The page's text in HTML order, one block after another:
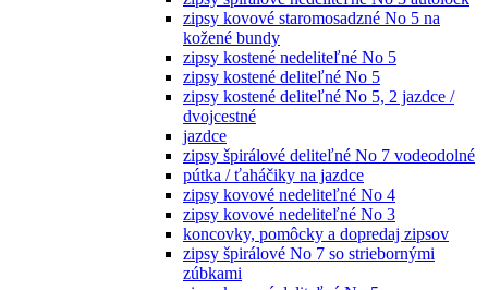
zipsy kovové staromosadzné No 5 na
kožené bundy
zipsy kostené nedeliteľné No 5
zipsy kostené deliteľné No 5
zipsy kostené deliteľné No 5, 2 jazdce /
dvojcestné
jazdce
zipsy špirálové deliteľné No 7 vodeodolné
pútka / ťaháčiky na jazdce
zipsy kovové nedeliteľné No 4
zipsy kovové nedeliteľné No 3
koncovky, pomôcky a dopredaj zipsov
zipsy špirálové No 7 so striebornými
zúbkami